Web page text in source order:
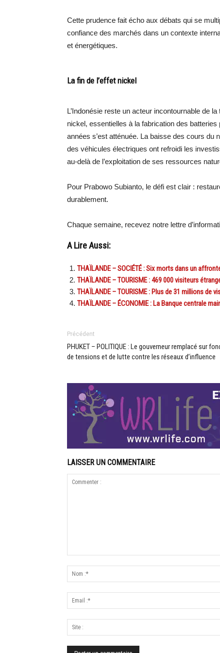
Cette prudence fait écho aux débats qui se
confiance des marchés dans un contexte
et énergétiques.
La fin de l’effet nickel
L’Indonésie reste un acteur incontournable de
nickel, essentielles à la fabrication des
années s’est atténuée. La baisse des cours
des véhicules électriques ont refroidi les
au-delà de l’exploitation de ses ressources
Pour Prabowo Subianto, le défi est clair :
durablement.
Chaque semaine, recevez notre lettre
A Lire Aussi:
THAÏLANDE – SOCIÉTÉ : Six morts dans un
THAÏLANDE – TOURISME : 469 000 visiteurs
THAÏLANDE – TOURISME : Plus de 31 millions de
THAÏLANDE – ÉCONOMIE : La Banque centrale
Précédent
PHUKET – POLITIQUE : Le gouverneur remplacé sur
de tensions et de lutte contre les réseaux d’influence
LAISSER UN COMMENTAIRE